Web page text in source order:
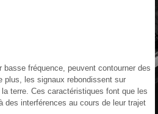
basse fréquence, peuvent contourner des
plus, les signaux rebondissent sur
terre. Ces caractéristiques font que les
des interférences au cours de leur trajet